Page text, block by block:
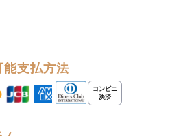
能支払方法